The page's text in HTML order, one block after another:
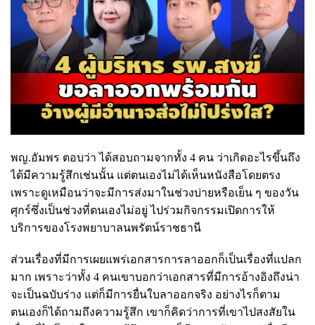
พญ.อัมพร ตอบว่า ได้สอบถามจากทั้ง 4 คน ว่าเกิดอะไรขึ้นถึง
ได้มีความรู้สึกเช่นนั้น แต่ตนเองไม่ได้เห็นหนังสือโดยตรง
เพราะดูเหมือนว่าจะมีการส่งมาในช่วงบ่ายหรือเย็น ๆ ของวัน
ศุกร์ซึ่งเป็นช่วงที่ตนเองไม่อยู่ ไปร่วมกิจกรรมเปิดการให้
บริการของโรงพยาบาลนพรัตน์ราชธานี
ส่วนเรื่องที่มีการเผยแพร่เอกสารการลาออกก็เป็นเรื่องที่แปลก
มาก เพราะว่าทั้ง 4 คนเขาบอกว่าเอกสารที่มีการอ้างอิงถึงน่า
จะเป็นฉบับร่าง แต่ก็มีการยื่นใบลาออกจริง อย่างไรก็ตาม
ตนเองก็ได้ถามถึงความรู้สึก เขาก็คิดว่าการที่เขาไปสงสัยใน